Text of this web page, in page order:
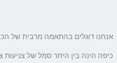
אנחנו דוגלים בהתאמה מרבית של
כיפה הינה בין היתר סמל של צניעות